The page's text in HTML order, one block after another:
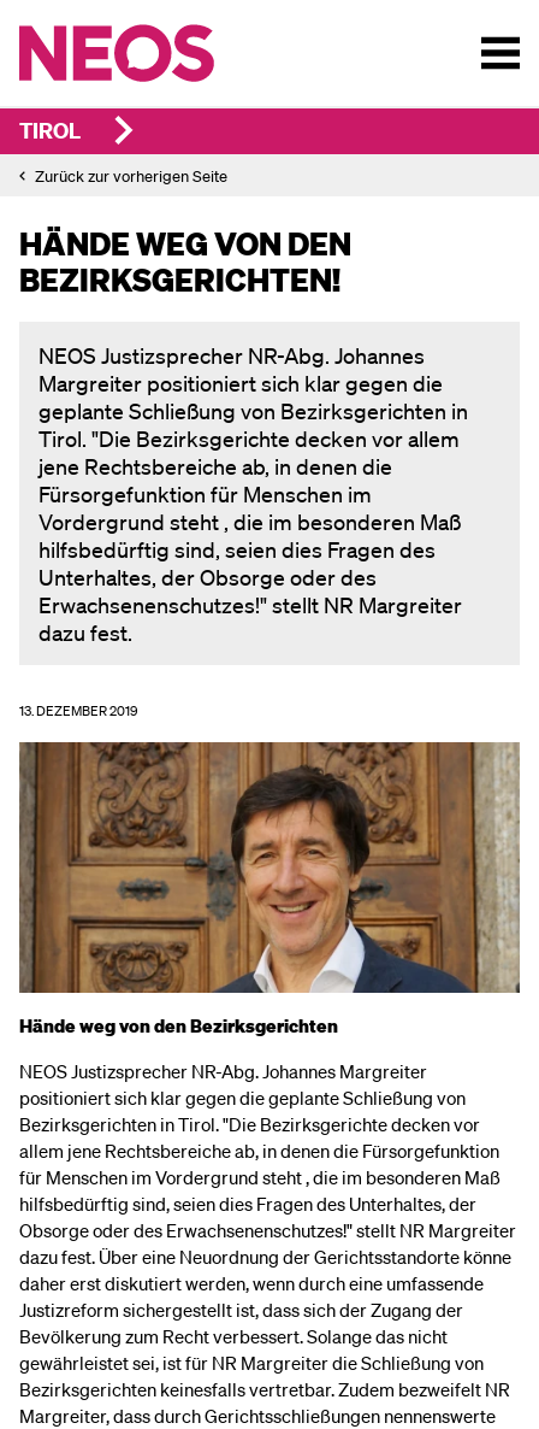
TIROL
Zurück zur vorherigen Seite
HÄNDE WEG VON DEN
BEZIRKSGERICHTEN!
NEOS Justizsprecher NR-Abg. Johannes
Margreiter positioniert sich klar gegen die
geplante Schließung von Bezirksgerichten in
Tirol. "Die Bezirksgerichte decken vor allem
jene Rechtsbereiche ab, in denen die
Fürsorgefunktion für Menschen im
Vordergrund steht , die im besonderen Maß
hilfsbedürftig sind, seien dies Fragen des
Unterhaltes, der Obsorge oder des
Erwachsenenschutzes!" stellt NR Margreiter
dazu fest.
13. DEZEMBER 2019
Hände weg von den Bezirksgerichten
NEOS Justizsprecher NR-Abg. Johannes Margreiter
positioniert sich klar gegen die geplante Schließung von
Bezirksgerichten in Tirol. "Die Bezirksgerichte decken vor
allem jene Rechtsbereiche ab, in denen die Fürsorgefunktion
für Menschen im Vordergrund steht , die im besonderen Maß
hilfsbedürftig sind, seien dies Fragen des Unterhaltes, der
Obsorge oder des Erwachsenenschutzes!" stellt NR Margreiter
dazu fest. Über eine Neuordnung der Gerichtsstandorte könne
daher erst diskutiert werden, wenn durch eine umfassende
Justizreform sichergestellt ist, dass sich der Zugang der
Bevölkerung zum Recht verbessert. Solange das nicht
gewährleistet sei, ist für NR Margreiter die Schließung von
Bezirksgerichten keinesfalls vertretbar. Zudem bezweifelt NR
Margreiter, dass durch Gerichtsschließungen nennenswerte